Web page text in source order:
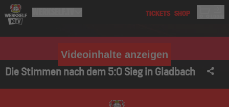
Videoinhalte anzeigen
Die Stimmen nach dem 5:0 Sieg in Gladbach